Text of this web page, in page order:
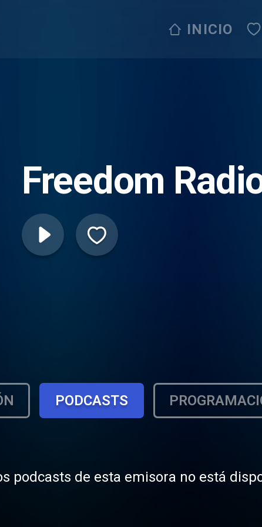
INICIO
Freedom
PODCASTS
podcasts de esta emisora no está